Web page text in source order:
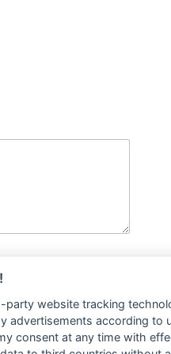
party website tracking
advertisements according to
consent at any time with